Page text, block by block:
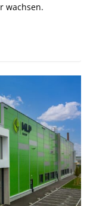
wachsen.